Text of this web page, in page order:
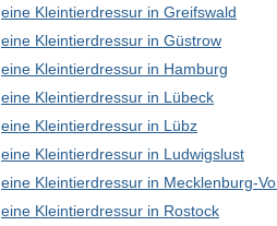
eine Kleintierdressur in Greifswald
eine Kleintierdressur in Güstrow
eine Kleintierdressur in Hamburg
eine Kleintierdressur in Lübeck
eine Kleintierdressur in Lübz
eine Kleintierdressur in Ludwigslust
eine Kleintierdressur in Mecklenburg-
eine Kleintierdressur in Rostock